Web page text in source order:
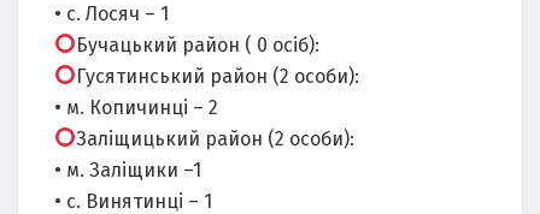
• с. Лосяч – 1
Бучацький район ( 0 осіб):
Гусятинський район (2 особи):
• м. Копичинці – 2
Заліщицький район (2 особи):
• м. Заліщики –1
• с. Винятинці – 1